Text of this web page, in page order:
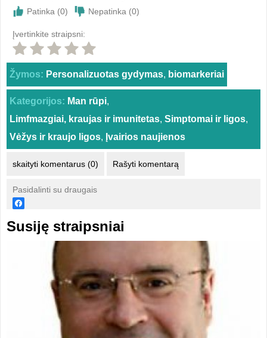
Patinka (0) Nepatinka (0)
Įvertinkite straipsni:
Žymos: Personalizuotas gydymas, biomarkeriai
Kategorijos: Man rūpi,
Limfmazgiai, kraujas ir imunitetas, Simptomai ir ligos,
Vėžys ir kraujo ligos, Įvairios naujienos
skaityti komentarus (0) Rašyti komentarą
Pasidalinti su draugais
Susiję straipsniai